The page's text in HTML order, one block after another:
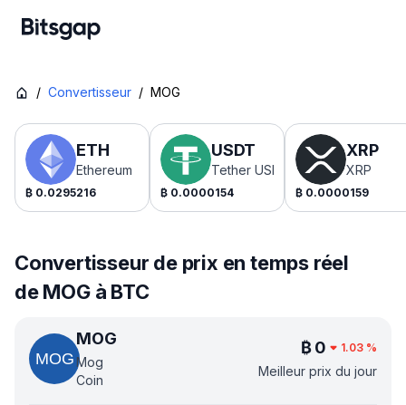
/ Convertisseur / MOG
ETH
Ethereum
₿ 0.0295216
USDT
Tether USDt
₿ 0.0000154
XRP
XRP
₿ 0.0000159
Convertisseur de prix en temps réel
de MOG à BTC
MOG
Mog
Coin
₿ 0 1.03 %
Meilleur prix du jour